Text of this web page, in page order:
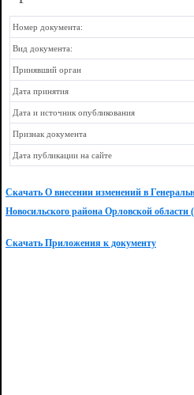
Номер документа:
Вид документа:
Принявший орган
Дата принятия
Дата и источник опубликования
Признак документа
Дата публикации на сайте
Скачать О внесении изменений в
Новосильского района Орловской области
Скачать Приложения к документу